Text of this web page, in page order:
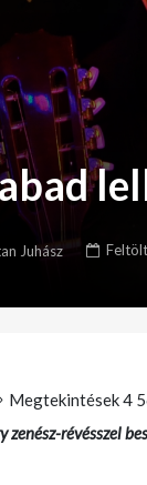
Juhász
Megtekintések4
zenész-révésszel